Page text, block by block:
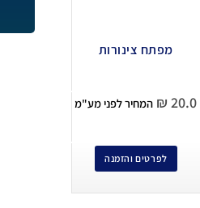
מפתח צינורות
₪ 20.0 המחיר לפני מע"מ
לפרטים והזמנה